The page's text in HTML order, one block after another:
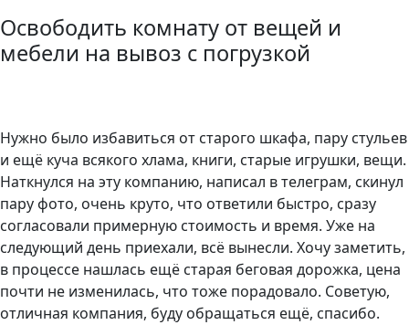
3200 р.
3 комнаты 5400 р.
Освободить комнату от вещей и
мебели на вывоз с погрузкой
Нужно было избавиться от старого шкафа, пару стульев
и ещё куча всякого хлама, книги, старые игрушки, вещи.
Наткнулся на эту компанию, написал в телеграм, скинул
пару фото, очень круто, что ответили быстро, сразу
согласовали примерную стоимость и время. Уже на
следующий день приехали, всё вынесли. Хочу заметить,
в процессе нашлась ещё старая беговая дорожка, цена
почти не изменилась, что тоже порадовало. Советую,
отличная компания, буду обращаться ещё, спасибо.